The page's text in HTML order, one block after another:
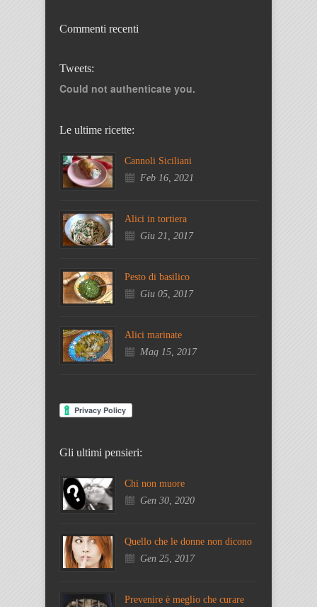
Commenti recenti
Tweets:
Could not authenticate you.
Le ultime ricette:
Cannoli Siciliani
Feb 16, 2021
Alici in tortiera
Giu 21, 2017
Pesto di basilico
Giu 05, 2017
Alici marinate
Mag 15, 2017
Gli ultimi pensieri:
Chi non muore
Gen 30, 2020
Quello che le donne non dicono
Gen 25, 2017
Prevenire è meglio che curare